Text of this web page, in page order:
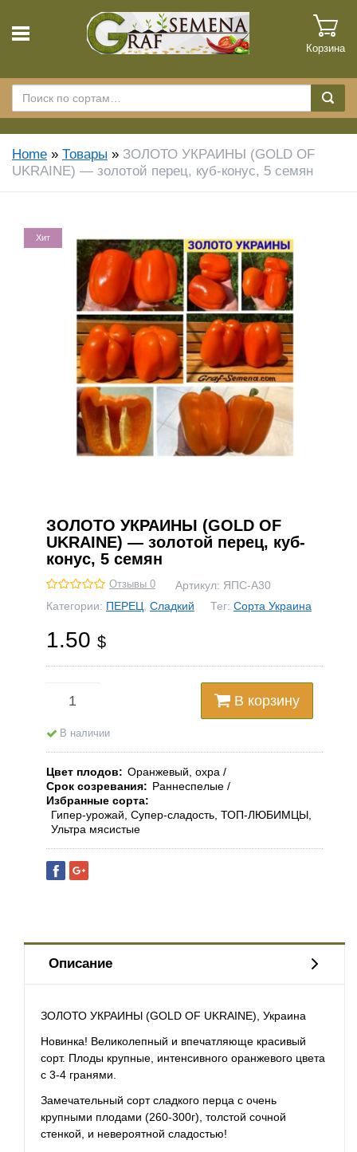
Корзина
Home » Товары » ЗОЛОТО УКРАИНЫ (GOLD OF
UKRAINE) — золотой перец, куб-конус, 5 семян
Хит
ЗОЛОТО УКРАИНЫ (GOLD OF
UKRAINE) — золотой перец, куб-
конус, 5 семян
Отзывы 0 Артикул: ЯПС-А30
Категории: ПЕРЕЦ Сладкий Тег: Сорта Украина
1.50 $
В корзину
В наличии
Цвет плодов
Оранжевый, охра
Срок созревания
Раннеспелые
Избранные сорта
Гипер-урожай, Супер-сладость, ТОП-ЛЮБИМЦЫ,
Ультра мясистые
Описание
ЗОЛОТО УКРАИНЫ (GOLD OF UKRAINE), Украина
Новинка! Великолепный и впечатляюще красивый
сорт. Плоды крупные, интенсивного оранжевого цвета
с 3-4 гранями.
Замечательный сорт сладкого перца с очень
крупными плодами (260-300г), толстой сочной
стенкой, и невероятной сладостью!